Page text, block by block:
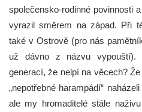
společensko-rodinné povinnosti
vyrazil směrem na západ. Při
také v Ostrově (pro nás
už dávno z názvu vypouští).
generací, že nelpí na věcech?
„nepotřebné harampádí“
ale my hromaditelé stále